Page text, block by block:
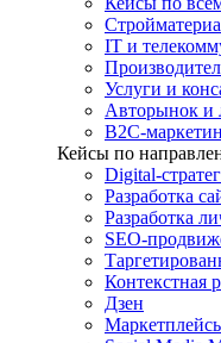
IT и
Услуги и
Авторынок и
B2С-
Кейсы по
Digital-
Разработка
Разработка
SEO-
Контекстная
Дзен